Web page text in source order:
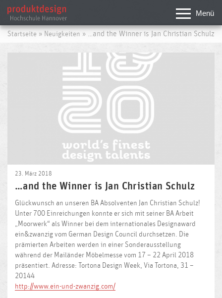
Menü
Startseite » Neuigkeiten » …and the Winner is Jan Christian Schulz
23. März 2018
…and the Winner is Jan Christian Schulz
Glückwunsch an unseren BA Absolventen Jan Christian Schulz!
Unter 700 Einreichungen konnte er sich mit seiner BA Arbeit
„Moorwerk“ als Winner bei dem internationales Designaward
ein&zwanzig vom German Design Council durchsetzen. Die
prämierten Arbeiten werden in einer Sonderausstellung
während der Mailänder Möbelmesse vom 17 – 22 April 2018
präsentiert. Adresse: Tortona Design Week, Via Tortona, 31 –
20144
http://www.ein-und-zwanzig.com/